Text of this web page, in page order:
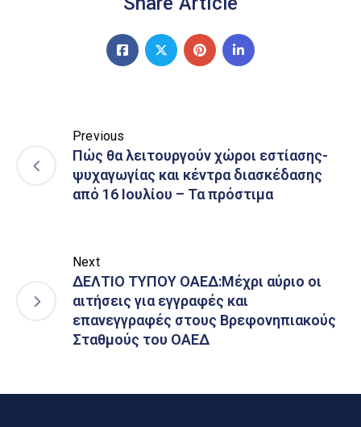
Previous
Πώς θα λειτουργούν χώροι εστίασης-
ψυχαγωγίας και κέντρα διασκέδασης
από 16 Ιουλίου – Τα πρόστιμα
Next
ΔΕΛΤΙΟ ΤΥΠΟΥ ΟΑΕΔ:Μέχρι αύριο οι
αιτήσεις για εγγραφές και
επανεγγραφές στους Βρεφονηπιακούς
Σταθμούς του ΟΑΕΔ